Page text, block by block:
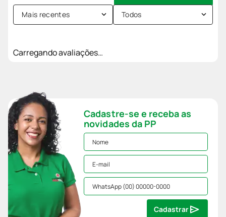
Mais recentes Todos
Carregando avaliações…
Cadastre-se e receba as
novidades da PP
Cadastrar